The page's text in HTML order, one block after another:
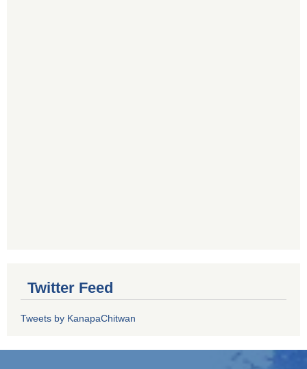
Twitter Feed
Tweets by KanapaChitwan